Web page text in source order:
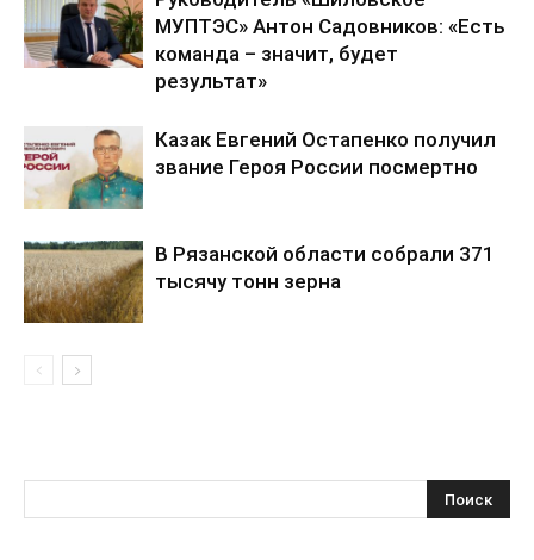
МУПТЭС» Антон Садовников: «Есть
команда – значит, будет
результат»
Казак Евгений Остапенко получил
звание Героя России посмертно
В Рязанской области собрали 371
тысячу тонн зерна